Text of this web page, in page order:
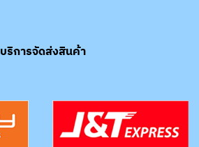
บริการจัดส่งสินค้า